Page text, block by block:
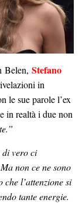
Belen, Stefano
in
le sue parole l’ex
in realtà i due non
di vero ci
non ce ne sono
l’attenzione si
tante energie.